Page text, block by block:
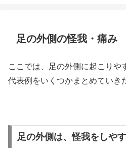
足の外側の怪我・痛み
ここでは、足の外側に起こりや
代表例をいくつかまとめていき
足の外側は、怪我をしや